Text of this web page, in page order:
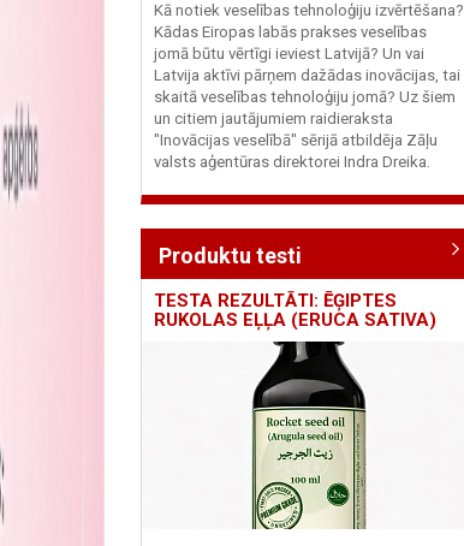
Kā notiek veselības tehnoloģiju izvērtēšana?
Kādas Eiropas labās prakses veselības
jomā būtu vērtīgi ieviest Latvijā? Un vai
Latvija aktīvi pārņem dažādas inovācijas, tai
skaitā veselības tehnoloģiju jomā? Uz šiem
un citiem jautājumiem raidieraksta
"Inovācijas veselībā" sērijā atbildēja Zāļu
valsts aģentūras direktorei Indra Dreika.
Produktu testi
TESTA REZULTĀTI: ĒĢIPTES
RUKOLAS EĻĻA (ERUCA SATIVA)